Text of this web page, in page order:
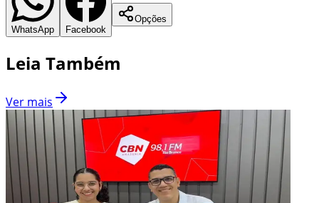
WhatsApp Facebook
Opções
Leia Também
Ver mais